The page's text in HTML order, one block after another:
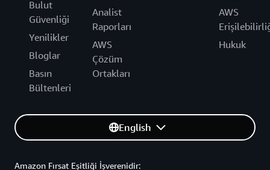
Bulut
Güvenliği
Yenilikler
Bloglar
Basın
Bültenleri
Analist
Raporları
AWS
Çözüm
Ortakları
AWS
Hukuk
English
Amazon Fırsat Eşitliği İşverenidir: